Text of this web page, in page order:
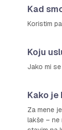
Kad
Koristim
Koju
Jako mi
Kako je
Za mene
lakše – ne